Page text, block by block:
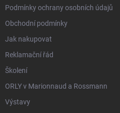
Podmínky ochrany osobních údajů
Obchodní podmínky
Jak nakupovat
Reklamační řád
Školení
ORLY v Marionnaud a Rossmann
Výstavy